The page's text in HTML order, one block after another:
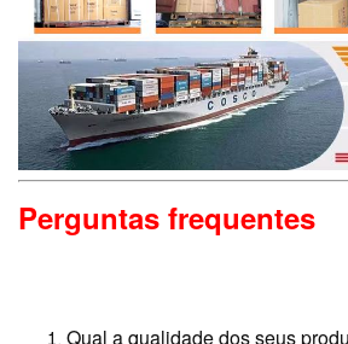
Perguntas frequentes
Qual a qualidade dos seus